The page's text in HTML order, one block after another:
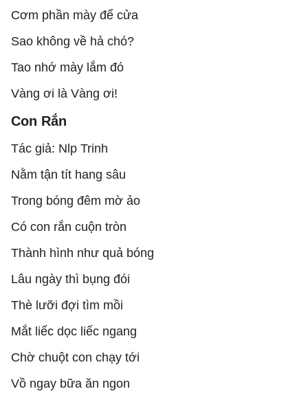
Cơm phần mày để cửa
Sao không về hả chó?
Tao nhớ mày lắm đó
Vàng ơi là Vàng ơi!
Con Rắn
Tác giả: Nlp Trinh
Nằm tận tít hang sâu
Trong bóng đêm mờ ảo
Có con rắn cuộn tròn
Thành hình như quả bóng
Lâu ngày thì bụng đói
Thè lưỡi đợi tìm mồi
Mắt liếc dọc liếc ngang
Chờ chuột con chạy tới
Vồ ngay bữa ăn ngon